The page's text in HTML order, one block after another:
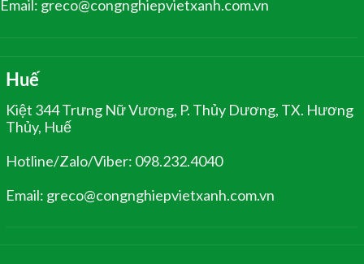
Email: greco@congnghiepvietxanh.com.vn
Huế
Kiệt 344 Trưng Nữ Vương, P. Thủy Dương, TX. Hương
Thủy, Huế
Hotline/Zalo/Viber: 098.232.4040
Email: greco@congnghiepvietxanh.com.vn